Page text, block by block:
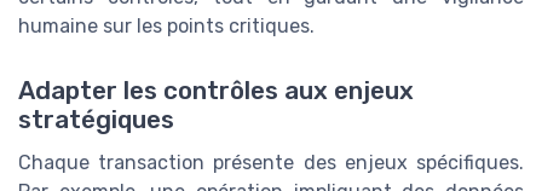
humaine sur les points critiques.
Adapter les contrôles aux enjeux
stratégiques
Chaque transaction présente des enjeux spécifiques.